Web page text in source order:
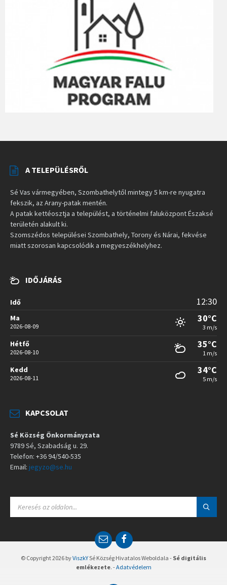
A TELEPÜLÉSRŐL
Sé Vas vármegyében, Szombathelytől mintegy 5 km-re nyugatra
fekszik, az Arany-patak mentén.
A patak kettéosztja a települést, a történelmi faluközpont Északsé
területén alakult ki.
Szomszédos települései Szombathely, Torony és Nárai, fekvése
miatt szorosan kapcsolódik a megyeszékhelyhez.
IDŐJÁRÁS
Idő 12:30
Ma
2026-08-09
30°C
3 m/s
Hétfő
2026-08-10
35°C
1 m/s
Kedd
2026-08-11
34°C
5 m/s
KAPCSOLAT
Sé Község Önkormányzata
9789 Sé, Szabadság u. 29.
Telefon: +36 94/540-535
Email: jegyzo@se.hu
A
E
m
a
F
a
c
e
© Copyright 2026 byViszkYSé Község Hivatalos Weboldala - Sé digitális
emlékezete. -Adatvédelem